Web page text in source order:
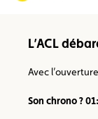
L’ACL
Avec
Son chrono ?